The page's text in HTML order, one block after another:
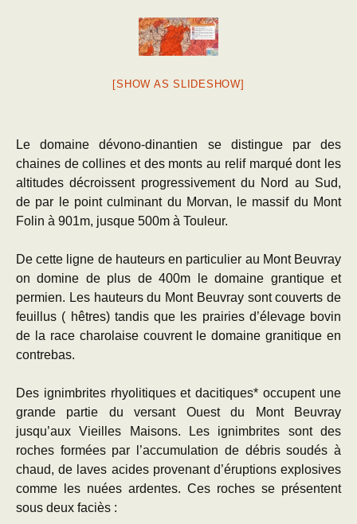
[SHOW AS SLIDESHOW]
Le domaine dévono-dinantien se distingue par des
chaines de collines et des monts au relif marqué dont les
altitudes décroissent progressivement du Nord au Sud,
de par le point culminant du Morvan, le massif du Mont
Folin à 901m, jusque 500m à Touleur.
De cette ligne de hauteurs en particulier au Mont Beuvray
on domine de plus de 400m le domaine grantique et
permien. Les hauteurs du Mont Beuvray sont couverts de
feuillus ( hêtres) tandis que les prairies d’élevage bovin
de la race charolaise couvrent le domaine granitique en
contrebas.
Des ignimbrites rhyolitiques et dacitiques* occupent une
grande partie du versant Ouest du Mont Beuvray
jusqu’aux Vieilles Maisons. Les ignimbrites sont des
roches formées par l’accumulation de débris soudés à
chaud, de laves acides provenant d’éruptions explosives
comme les nuées ardentes. Ces roches se présentent
sous deux faciès :